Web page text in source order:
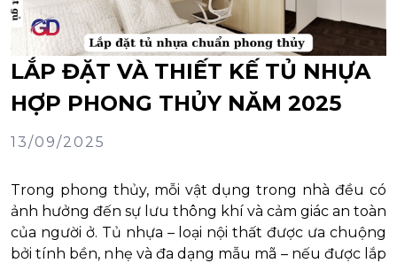
LẮP ĐẶT VÀ THIẾT KẾ TỦ NHỰA
HỢP PHONG THỦY NĂM 2025
13/09/2025
Trong phong thủy, mỗi vật dụng trong nhà đều có
ảnh hưởng đến sự lưu thông khí và cảm giác an toàn
của người ở. Tủ nhựa – loại nội thất được ưa chuộng
bởi tính bền, nhẹ và đa dạng mẫu mã – nếu được lắp